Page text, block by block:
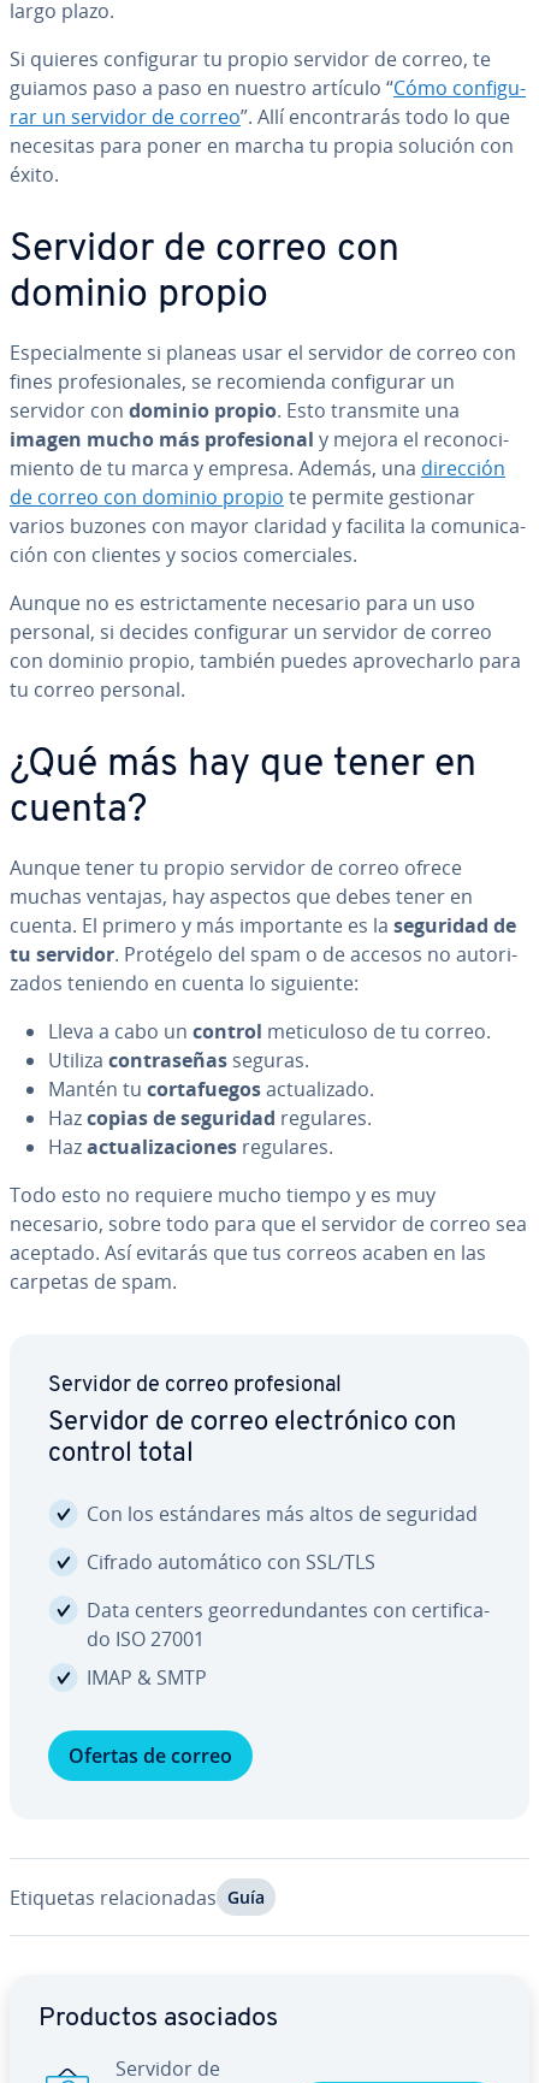
largo plazo.
Si quieres co­n­fi­gu­rar tu propio servidor de correo, te
guiamos paso a paso en nuestro artículo “Cómo co­n­fi­gu­
rar un servidor de correo”. Allí en­co­n­tra­rás todo lo que
necesitas para poner en marcha tu propia solución con
éxito.
Servidor de correo con
dominio propio
Es­pe­cia­l­me­n­te si planeas usar el servidor de correo con
fines pro­fe­sio­na­les, se re­co­mie­n­da co­n­fi­gu­rar un
servidor con dominio propio. Esto transmite una
imagen mucho más pro­fe­sio­nal y mejora el re­co­no­ci­
mie­n­to de tu marca y empresa. Además, una dirección
de correo con dominio propio te permite gestionar
varios buzones con mayor claridad y facilita la co­mu­ni­ca­
ción con clientes y socios co­me­r­cia­les.
Aunque no es es­tri­c­ta­me­n­te necesario para un uso
personal, si decides co­n­fi­gu­rar un servidor de correo
con dominio propio, también puedes apro­ve­char­lo para
tu correo personal.
¿Qué más hay que tener en
cuenta?
Aunque tener tu propio servidor de correo ofrece
muchas ventajas, hay aspectos que debes tener en
cuenta. El primero y más im­po­r­ta­n­te es la seguridad de
tu servidor. Protégelo del spam o de accesos no au­to­ri­
za­dos teniendo en cuenta lo siguiente:
Lleva a cabo un control me­ticu­loso de tu correo.
Utiliza co­n­tra­se­ñas seguras.
Mantén tu co­r­ta­fue­gosac­tua­li­za­do.
Hazcopias de seguridad regulares.
Hazac­tua­li­za­cio­nes regulares.
Todo esto no requiere mucho tiempo y es muy
necesario, sobre todo para que el servidor de correo sea
aceptado. Así evitarás que tus correos acaben en las
carpetas de spam.
Servidor de correo pro­fe­sio­nal
Servidor de correo ele­c­tró­ni­co con
control total
Con los es­tá­n­da­res más altos de seguridad
Cifrado au­to­má­ti­co con SSL/TLS
Data centers geo­rre­du­n­da­n­tes con ce­r­ti­fi­ca­
do ISO 27001
IMAP & SMTP
Ofertas de correo
Etiquetas re­la­cio­na­das Guía
Productos asociados
Servidor de